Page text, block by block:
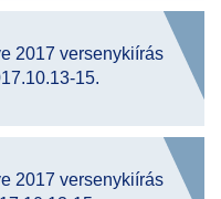
2017 versenykiírás
15.
2017 versenykiírás